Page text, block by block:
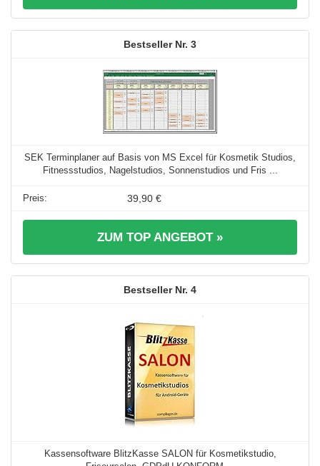
3
SEK Terminplaner auf Basis von MS Excel für Kosmetik Studios,
Fitnessstudios, Nagelstudios, Sonnenstudios und Fris ...
39,90 €
ZUM TOP ANGEBOT »
4
Kassensoftware BlitzKasse SALON für Kosmetikstudio,